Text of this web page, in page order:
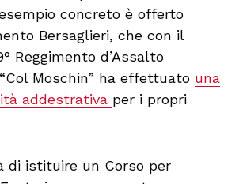
concreto è offerto
Bersaglieri, che con il
Reggimento d’Assalto
Moschin” ha effettuato una
addestrativa per i propri